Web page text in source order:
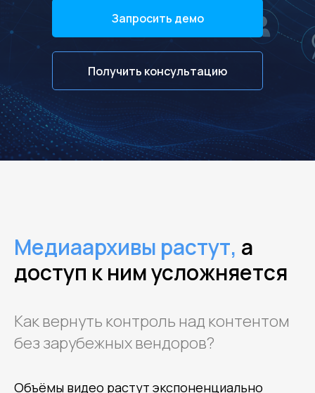
Запросить демо
Получить консультацию
Медиаархивы растут, а
доступ к ним усложняется
Как вернуть контроль над контентом
без зарубежных вендоров?
Объёмы видео растут экспоненциально